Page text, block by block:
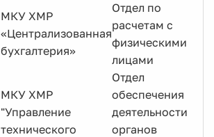
МКУ ХМР
«Централизованная
бухгалтерия»
Отдел по
расчетам с
физическими
лицами
МКУ ХМР
"Управление
технического
Отдел
обеспечения
деятельности
органов